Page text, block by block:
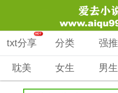
txt分享
HOT
分类 强推
耽美 女生 男生